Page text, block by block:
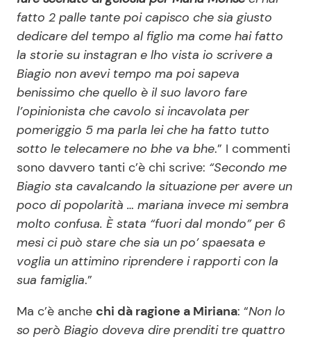
fatto 2 palle tante poi capisco che sia giusto
dedicare del tempo al figlio ma come hai fatto
la storie su instagran e lho vista io scrivere a
Biagio non avevi tempo ma poi sapeva
benissimo che quello è il suo lavoro fare
l’opinionista che cavolo si incavolata per
pomeriggio 5 ma parla lei che ha fatto tutto
sotto le telecamere no bhe va bhe.” I commenti
sono davvero tanti c’è chi scrive: “Secondo me
Biagio sta cavalcando la situazione per avere un
poco di popolarità … mariana invece mi sembra
molto confusa. È stata “fuori dal mondo” per 6
mesi ci può stare che sia un po’ spaesata e
voglia un attimino riprendere i rapporti con la
sua famiglia.”
Ma c’è anche chi dà ragione a Miriana: “Non lo
so però Biagio doveva dire prenditi tre quattro